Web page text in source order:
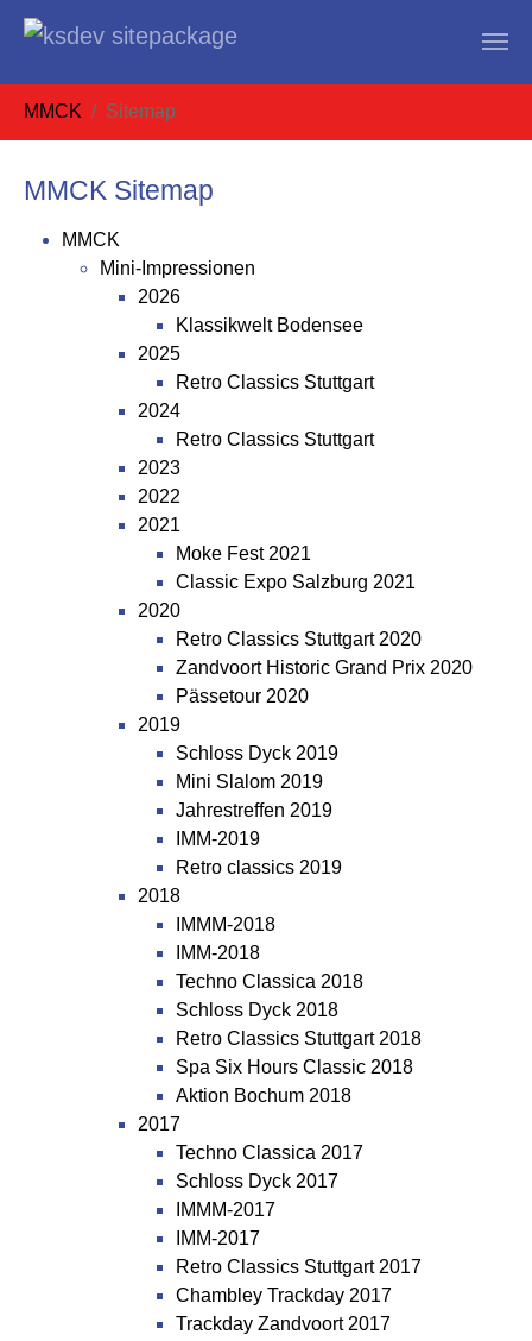
MMCK Sitemap
MMCK Sitemap
MMCK
Mini-Impressionen
2026
Klassikwelt Bodensee
2025
Retro Classics Stuttgart
2024
Retro Classics Stuttgart
2023
2022
2021
Moke Fest 2021
Classic Expo Salzburg 2021
2020
Retro Classics Stuttgart 2020
Zandvoort Historic Grand Prix 2020
Pässetour 2020
2019
Schloss Dyck 2019
Mini Slalom 2019
Jahrestreffen 2019
IMM-2019
Retro classics 2019
2018
IMMM-2018
IMM-2018
Techno Classica 2018
Schloss Dyck 2018
Retro Classics Stuttgart 2018
Spa Six Hours Classic 2018
Aktion Bochum 2018
2017
Techno Classica 2017
Schloss Dyck 2017
IMMM-2017
IMM-2017
Retro Classics Stuttgart 2017
Chambley Trackday 2017
Trackday Zandvoort 2017